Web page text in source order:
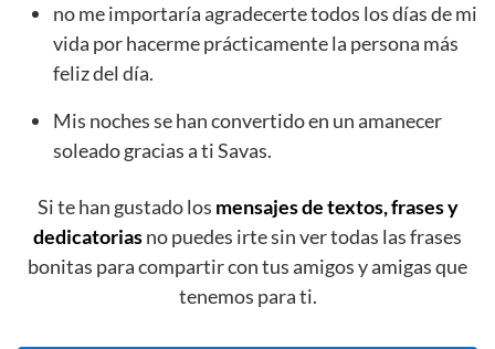
no me importaría agradecerte todos los días de mi
vida por hacerme prácticamente la persona más
feliz del día.
Mis noches se han convertido en un amanecer
soleado gracias a ti Savas.
Si te han gustado los mensajes de textos, frases y
dedicatoriasno puedes irte sin ver todas las frases
bonitas para compartir con tus amigos y amigas que
tenemos para ti.